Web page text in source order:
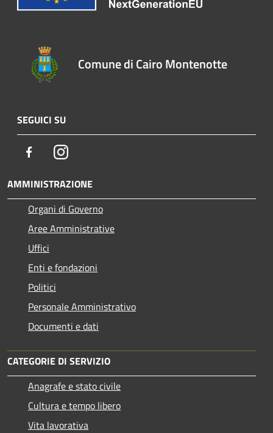
Comune di Cairo Montenotte
SEGUICI SU
FacebookInstagram
AMMINISTRAZIONE
Organi di Governo
Aree Amministrative
Uffici
Enti e fondazioni
Politici
Personale Amministrativo
Documenti e dati
CATEGORIE DI SERVIZIO
Anagrafe e stato civile
Cultura e tempo libero
Vita lavorativa